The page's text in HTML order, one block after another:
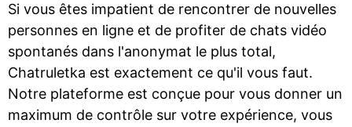
Si vous êtes impatient de rencontrer de nouvelles
personnes en ligne et de profiter de chats vidéo
spontanés dans l'anonymat le plus total,
Chatruletka est exactement ce qu'il vous faut.
Notre plateforme est conçue pour vous donner un
maximum de contrôle sur votre expérience, vous